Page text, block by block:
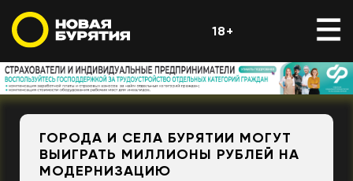
18+
ГОРОДА И СЕЛА БУРЯТИИ МОГУТ
ВЫИГРАТЬ МИЛЛИОНЫ РУБЛЕЙ НА
МОДЕРНИЗАЦИЮ